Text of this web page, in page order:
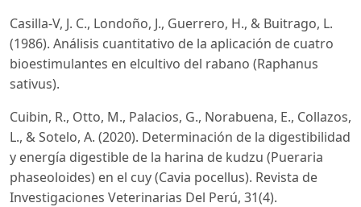
Casilla-V, J. C., Londoño, J., Guerrero, H., & Buitrago, L.
(1986). Análisis cuantitativo de la aplicación de cuatro
bioestimulantes en elcultivo del rabano (Raphanus
sativus).
Cuibin, R., Otto, M., Palacios, G., Norabuena, E., Collazos,
L., & Sotelo, A. (2020). Determinación de la digestibilidad
y energía digestible de la harina de kudzu (Pueraria
phaseoloides) en el cuy (Cavia pocellus). Revista de
Investigaciones Veterinarias Del Perú, 31(4).